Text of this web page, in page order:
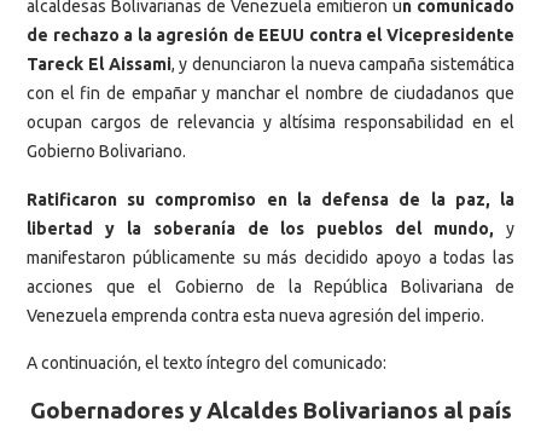
alcaldesas Bolivarianas de Venezuela emitieron un comunicado
de rechazo a la agresión de EEUU contra el Vicepresidente
Tareck El Aissami, y denunciaron la nueva campaña sistemática
con el fin de empañar y manchar el nombre de ciudadanos que
ocupan cargos de relevancia y altísima responsabilidad en el
Gobierno Bolivariano.
Ratificaron su compromiso en la defensa de la paz, la
libertad y la soberanía de los pueblos del mundo, y
manifestaron públicamente su más decidido apoyo a todas las
acciones que el Gobierno de la República Bolivariana de
Venezuela emprenda contra esta nueva agresión del imperio.
A continuación, el texto íntegro del comunicado:
Gobernadores y Alcaldes Bolivarianos al país